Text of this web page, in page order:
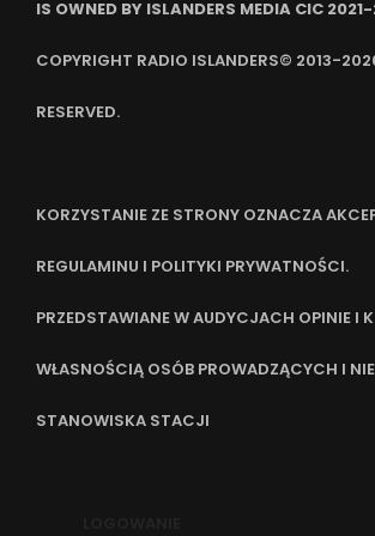
IS OWNED BY ISLANDERS MEDIA CIC
COPYRIGHT RADIO ISLANDERS© 2013-
RESERVED.
KORZYSTANIE ZE STRONY OZNACZA
REGULAMINU I POLITYKI PRYWATNOŚCI.
PRZEDSTAWIANE W AUDYCJACH OPINIE I
WŁASNOŚCIĄ OSÓB PROWADZĄCYCH I
STANOWISKA STACJI